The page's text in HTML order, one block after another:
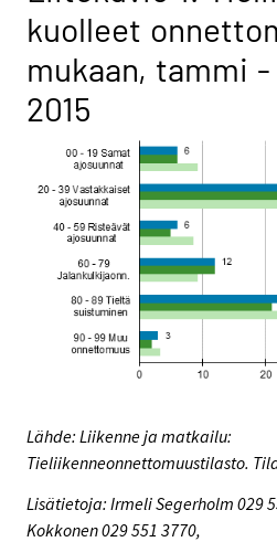
kuolleet
mukaan, tammi
2015
Lähde: Liikenne ja matkailu:
Tieliikenneonnettomuustilasto.
Lisätietoja: Irmeli Segerholm 029
Kokkonen 029 551 3770,